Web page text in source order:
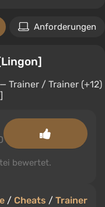
Anforderungen
/ Cheats / Trainer
bewertet.